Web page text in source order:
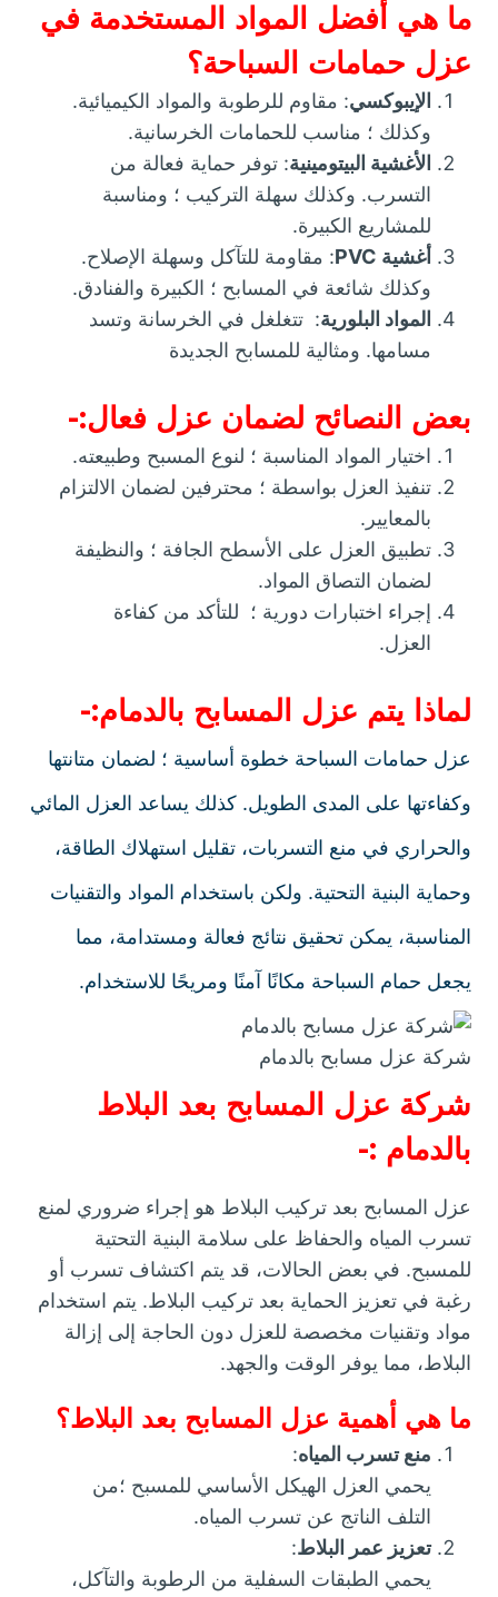
ما هي أفضل المواد المستخدمة في
عزل حمامات السباحة؟
الإيبوكسي: مقاوم للرطوبة والمواد الكيميائية.
وكذلك ؛ مناسب للحمامات الخرسانية.
الأغشية البيتومينية: توفر حماية فعالة من
التسرب. وكذلك سهلة التركيب ؛ ومناسبة
للمشاريع الكبيرة.
أغشية PVC
: مقاومة للتآكل وسهلة الإصلاح.
وكذلك شائعة في المسابح ؛ الكبيرة والفنادق.
المواد البلورية: تتغلغل في الخرسانة وتسد
مسامها. ومثالية للمسابح الجديدة
بعض النصائح لضمان عزل فعال:-
اختيار المواد المناسبة ؛ لنوع المسبح وطبيعته.
تنفيذ العزل بواسطة ؛ محترفين لضمان الالتزام
بالمعايير.
تطبيق العزل على الأسطح الجافة ؛ والنظيفة
لضمان التصاق المواد.
إجراء اختبارات دورية ؛ للتأكد من كفاءة
العزل.
لماذا يتم عزل المسابح بالدمام:-
عزل حمامات السباحة خطوة أساسية ؛ لضمان متانتها
وكفاءتها على المدى الطويل. كذلك يساعد العزل المائي
والحراري في منع التسربات، تقليل استهلاك الطاقة،
وحماية البنية التحتية. ولكن باستخدام المواد والتقنيات
المناسبة، يمكن تحقيق نتائج فعالة ومستدامة، مما
يجعل حمام السباحة مكانًا آمنًا ومريحًا للاستخدام.
شركة عزل مسابح بالدمام
شركة عزل المسابح بعد البلاط
بالدمام :-
عزل المسابح بعد تركيب البلاط هو إجراء ضروري لمنع
تسرب المياه والحفاظ على سلامة البنية التحتية
للمسبح. في بعض الحالات، قد يتم اكتشاف تسرب أو
رغبة في تعزيز الحماية بعد تركيب البلاط. يتم استخدام
مواد وتقنيات مخصصة للعزل دون الحاجة إلى إزالة
البلاط، مما يوفر الوقت والجهد.
ما هي أهمية عزل المسابح بعد البلاط؟
منع تسرب المياه:
يحمي العزل الهيكل الأساسي للمسبح ؛من
التلف الناتج عن تسرب المياه.
تعزيز عمر البلاط:
يحمي الطبقات السفلية من الرطوبة والتآكل،